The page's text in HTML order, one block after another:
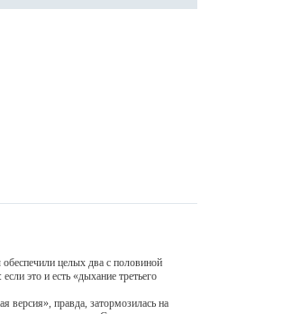
целых два с половиной
это и есть «дыхание третьего
правда, затормозилась на